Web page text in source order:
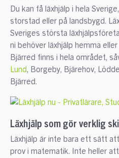
Du kan få läxhjälp i hela
storstad eller på landsbygd.
Sveriges största
ni behöver läxhjälp hemma
Bjärred finns i hela området,
Lund, Borgeby, Bjärehov,
Bjärred.
Läxhjälp som gör verklig
Läxhjälp är inte bara ett sätt
prov i matematik. Inte heller